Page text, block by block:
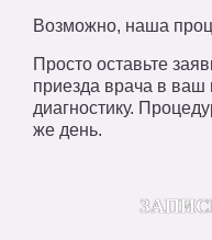
Возможно, наша
Просто оставьте
приезда врача в ваш
диагностику.
же день.